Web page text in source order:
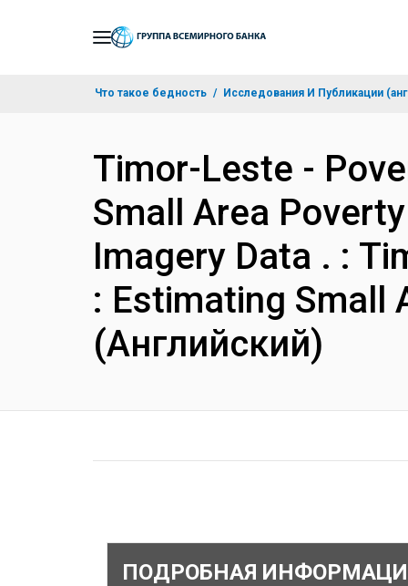
Что такое бедность Исследования И Публикации
Timor-Leste -
Small Area
Imagery Data . :
: Estimating Small
(Английский)
ПОДРОБНАЯ